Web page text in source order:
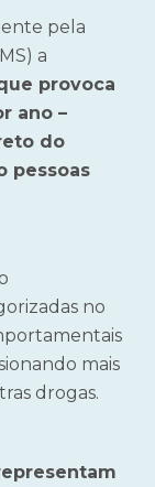
pela
a
provoca
ano –
do
pessoas
no
mais
drogas.